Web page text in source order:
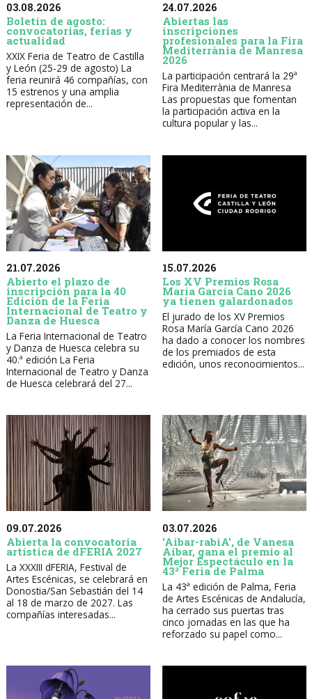
03.08.2026
Boletín de agosto:
convocatorias, ferias y
actualidad
XXIX Feria de Teatro de Castilla
y León (25-29 de agosto) La
feria reunirá 46 compañías, con
15 estrenos y una amplia
representación de...
24.07.2026
Abiertas las
inscripciones
profesionales para la Fira
Mediterrània de Manresa
2026
La participación centrará la 29ª
Fira Mediterrània de Manresa
Las propuestas que fomentan
la participación activa en la
cultura popular y las...
21.07.2026
Abierto el plazo de
inscripción para la 40
Edición de la Feria
Internacional de Teatro y
Danza de Huesca
La Feria Internacional de Teatro
y Danza de Huesca celebra su
40.ª edición La Feria
Internacional de Teatro y Danza
de Huesca celebrará del 27...
15.07.2026
Los XV Premios Rosa
María García Cano 2026
ya tienen galardonados
El jurado de los XV Premios
Rosa María García Cano 2026
ha dado a conocer los nombres
de los premiados de esta
edición, unos reconocimientos...
09.07.2026
Abierta la convocatoria
artística de dFERIA 2027
La XXXIII dFERIA, Festival de
Artes Escénicas, se celebrará en
Donostia/San Sebastián del 14
al 18 de marzo de 2027. Las
compañías interesadas...
03.07.2026
'Aibar-rabiA', de Vanesa
Aibar, gana el premio al
Mejor Espectáculo en la
43ª Feria de Palma
La 43ª edición de Palma, Feria
de Artes Escénicas de Andalucía,
ha cerrado sus puertas tras
cinco jornadas en las que ha
reforzado su papel como...